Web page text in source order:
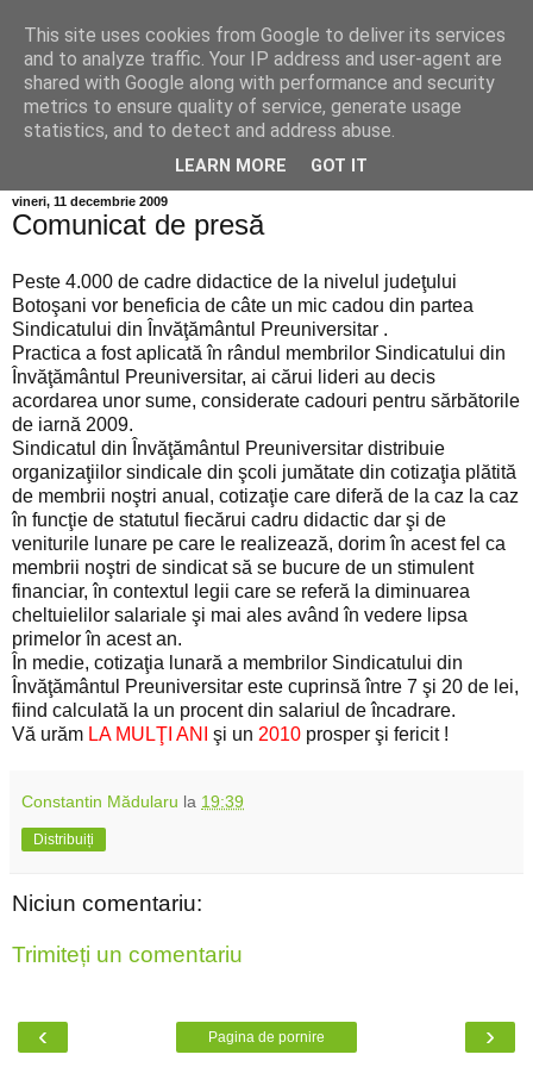
Info MILEANCA
BINE AȚI VENIT! *Jurnal online de informație și opinie;
Vineri 07 August, 2026
vineri, 11 decembrie 2009
Comunicat de presă
Peste 4.000 de cadre didactice de la nivelul judeţului
Botoşani vor beneficia de câte un mic cadou din partea
Sindicatului din Învăţământul Preuniversitar .
Practica a fost aplicată în rândul membrilor Sindicatului din
Învăţământul Preuniversitar, ai cărui lideri au decis
acordarea unor sume, considerate cadouri pentru sărbătorile
de iarnă 2009.
Sindicatul din Învăţământul Preuniversitar distribuie
organizaţiilor sindicale din şcoli jumătate din cotizaţia plătită
de membrii noştri anual, cotizaţie care diferă de la caz la caz
în funcţie de statutul fiecărui cadru didactic dar şi de
veniturile lunare pe care le realizează, dorim în acest fel ca
membrii noştri de sindicat să se bucure de un stimulent
financiar, în contextul legii care se referă la diminuarea
cheltuielilor salariale şi mai ales având în vedere lipsa
primelor în acest an.
În medie, cotizaţia lunară a membrilor Sindicatului din
Învăţământul Preuniversitar este cuprinsă între 7 şi 20 de lei,
fiind calculată la un procent din salariul de încadrare.
Vă urăm LA MULŢI ANI şi un 2010 prosper şi fericit !
Constantin Mădularu la 19:39
Distribuiți
Niciun comentariu:
Trimiteți un comentariu
‹ ›
Pagina de pornire
This site uses cookies from Google to deliver its services
and to analyze traffic. Your IP address and user-agent are
shared with Google along with performance and security
metrics to ensure quality of service, generate usage
statistics, and to detect and address abuse.
LEARN MORE GOT IT